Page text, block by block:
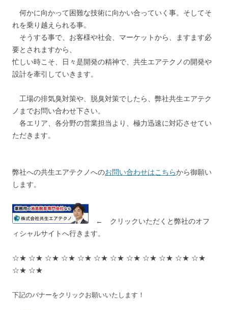
何かに向かって困難な技術に向かい合っていく事。そしてそ
れを乗り越えられる事。
そうする事で、お客様や社会、マーケットから、ますます必
要とされますから、
忙しい時こそ、日々是開発の精神で、共生エアテクノの開発や
設計を牽引していきます。
工場の排気臭対策や、脱臭対策でしたら、弊社共生エアテク
ノまでお問い合わせ下さい。
各エリア、各分野の営業担当より、極力迅速に対応させてい
ただきます。
弊社への共生エアテクノへのお問い合わせはこちらから御願い
します。
← クリックいただくと弊社のオフ
ィシャルサイトへ行きます。
☆★ ☆★ ☆★ ☆★ ☆★ ☆★ ☆★ ☆★ ☆★ ☆★ ☆★ ☆★
☆★ ☆★
下記のバナーをクリックお願いいたします！